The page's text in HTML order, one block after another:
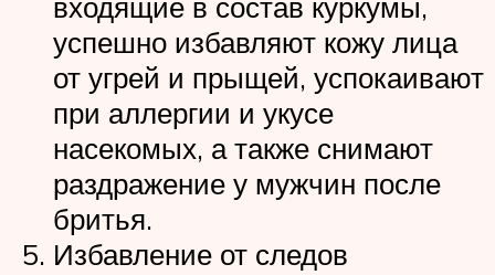
успешно избавляют кожу лица
от угрей и прыщей, успокаивают
при аллергии и укусе
насекомых, а также снимают
раздражение у мужчин после
бритья.
Избавление от следов